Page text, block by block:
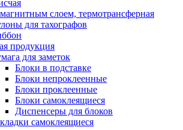
слоем, термотрансферная
для тахографов
продукция
для заметок
Блоки в подставке
Блоки непроклеенные
Блоки проклеенные
Блоки самоклеящиеся
Диспенсеры для блоков
самоклеящиеся